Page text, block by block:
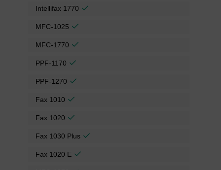
Intellifax 1770
MFC-1025
MFC-1770
PPF-1170
PPF-1270
Fax 1010
Fax 1020
Fax 1030 Plus
Fax 1020 E